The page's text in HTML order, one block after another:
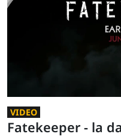
VIDEO
Fatekeeper - la